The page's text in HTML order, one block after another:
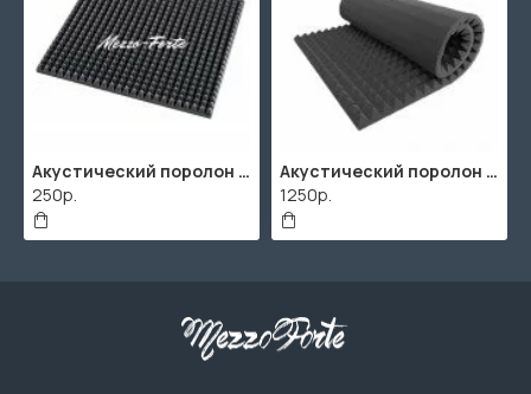
Акустический поролон "Пирамида" / 480x480х30мм / Темно-серый
250р.
Акустический поролон "Пирамида" / 2000х1000мм
1250р.